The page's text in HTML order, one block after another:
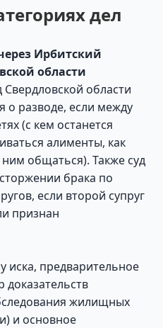
дел
Ирбитский
области
области
о разводе, если между
(с кем останется
алименты, как
общаться). Также суд
брака по
если второй супруг
признан
иска, предварительное
доказательств
жилищных
и основное